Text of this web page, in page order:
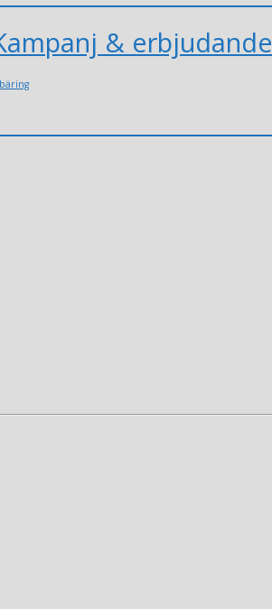
& erbjudande